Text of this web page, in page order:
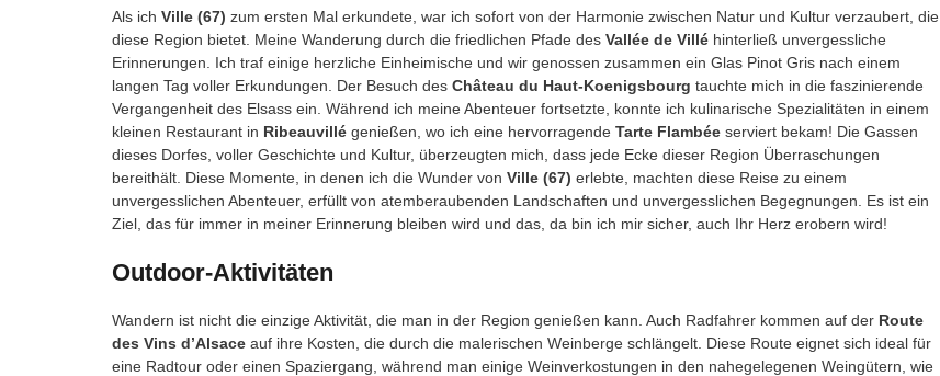
Als ich Ville (67) zum ersten Mal erkundete, war ich sofort von der Harmonie zwischen Natur und Kultur verzaubert, die
diese Region bietet. Meine Wanderung durch die friedlichen Pfade des Vallée de Villé hinterließ unvergessliche
Erinnerungen. Ich traf einige herzliche Einheimische und wir genossen zusammen ein Glas Pinot Gris nach einem
langen Tag voller Erkundungen. Der Besuch des Château du Haut-Koenigsbourg tauchte mich in die faszinierende
Vergangenheit des Elsass ein. Während ich meine Abenteuer fortsetzte, konnte ich kulinarische Spezialitäten in einem
kleinen Restaurant in Ribeauvillé genießen, wo ich eine hervorragende Tarte Flambée serviert bekam! Die Gassen
dieses Dorfes, voller Geschichte und Kultur, überzeugten mich, dass jede Ecke dieser Region Überraschungen
bereithält. Diese Momente, in denen ich die Wunder von Ville (67) erlebte, machten diese Reise zu einem
unvergesslichen Abenteuer, erfüllt von atemberaubenden Landschaften und unvergesslichen Begegnungen. Es ist ein
Ziel, das für immer in meiner Erinnerung bleiben wird und das, da bin ich mir sicher, auch Ihr Herz erobern wird!
Outdoor-Aktivitäten
Wandern ist nicht die einzige Aktivität, die man in der Region genießen kann. Auch Radfahrer kommen auf der Route
des Vins d’Alsace auf ihre Kosten, die durch die malerischen Weinberge schlängelt. Diese Route eignet sich ideal für
eine Radtour oder einen Spaziergang, während man einige Weinverkostungen in den nahegelegenen Weingütern, wie